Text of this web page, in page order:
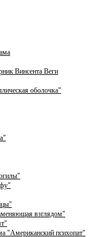
Винсента Веги
оболочка"
фу"
взглядом"
"Американский психопат"